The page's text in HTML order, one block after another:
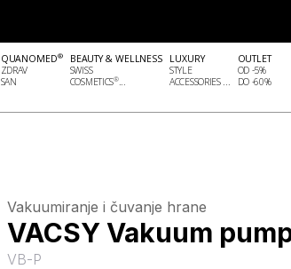
QUANOMED®
ZDRAV
SAN
BEAUTY & WELLNESS
SWISS
COSMETICS®...
LUXURY
STYLE
ACCESSORIES ...
OUTLET
OD -5%
DO -60%
Vakuumiranje i čuvanje hrane
VACSY Vakuum
VB-P